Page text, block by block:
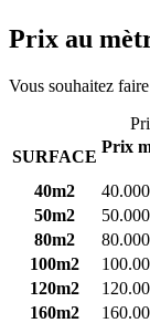
Prix au
Vous souhaitez
SURFACE
Prix
40m2
50m2
80m2
100m2
120m2
160m2